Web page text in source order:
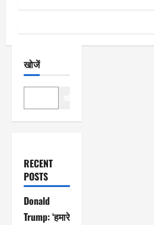
खोजें
RECENT
POSTS
Donald
Trump: ‘हमारे